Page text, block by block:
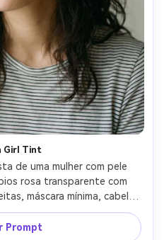
Girl Tint
de uma mulher com pele
rosa transparente com
máscara mínima, cabelo
listrado, luz macia da
SL2 50mm f/2, close-up
Prompt